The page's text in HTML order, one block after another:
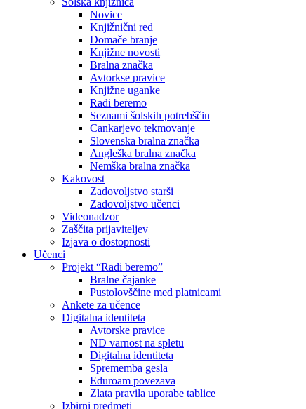
Novice
Knjižnični red
Domače branje
Knjižne novosti
Bralna značka
Avtorkse pravice
Knjižne uganke
Radi beremo
Seznami šolskih potrebščin
Cankarjevo tekmovanje
Slovenska bralna značka
Angleška bralna značka
Nemška bralna značka
Kakovost
Zadovoljstvo starši
Zadovoljstvo učenci
Videonadzor
Zaščita prijaviteljev
Izjava o dostopnosti
Učenci
Projekt “Radi beremo”
Bralne čajanke
Pustolovščine med platnicami
Ankete za učence
Digitalna identiteta
Avtorske pravice
ND varnost na spletu
Digitalna identiteta
Sprememba gesla
Eduroam povezava
Zlata pravila uporabe tablice
Izbirni predmeti